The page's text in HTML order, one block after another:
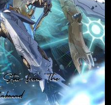
ACHRORA官台
零×叢林？！個性大跋